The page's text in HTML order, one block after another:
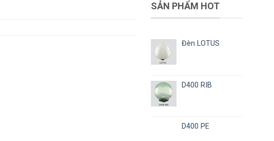
SẢN PHẨM HOT
Đèn LOTUS
D400 RIB
D400 PE